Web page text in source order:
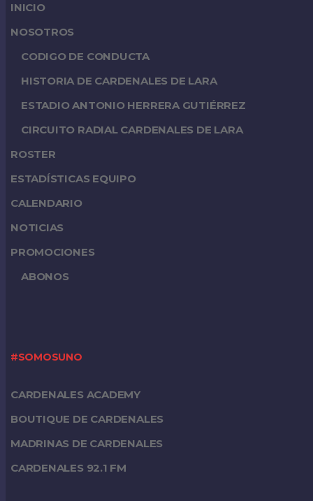
INICIO
NOSOTROS
CODIGO DE CONDUCTA
HISTORIA DE CARDENALES DE LARA
ESTADIO ANTONIO HERRERA GUTIÉRREZ
CIRCUITO RADIAL CARDENALES DE LARA
ROSTER
ESTADÍSTICAS EQUIPO
CALENDARIO
NOTICIAS
PROMOCIONES
ABONOS
#SOMOSUNO
CARDENALES ACADEMY
BOUTIQUE DE CARDENALES
MADRINAS DE CARDENALES
CARDENALES 92.1 FM